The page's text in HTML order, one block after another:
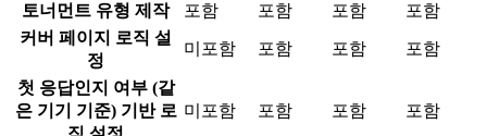
토너먼트 유형 제작
포함 포함 포함
포함
커버 페이지 로직 설
정
미포함 포함 포함 포함
첫 응답인지 여부 (같
은 기기 기준) 기반 로 미포함 포함 포함 포함